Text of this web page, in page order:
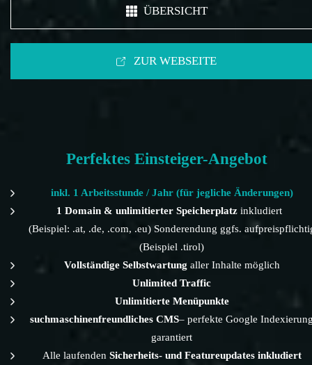
ÜBERSICHT
ZUR WEBSEITE
Perfektes Einsteiger-Angebot
inkl. 1 Arbeitsstunde / Jahr (für jegliche Änderungen)
1 Domain & unlimitierter Speicherplatzinkludiert
(Beispiel: .at, .de, .com, .eu) Sonderendung ggfs.
(Beispiel .tirol)
Vollständige Selbstwartung aller Inhalte möglich
Unlimited Traffic
Unlimitierte Menüpunkte
suchmaschinenfreundliches CMS– perfekte Google
garantiert
Alle laufenden Sicherheits- und Featureupdates inkludiert